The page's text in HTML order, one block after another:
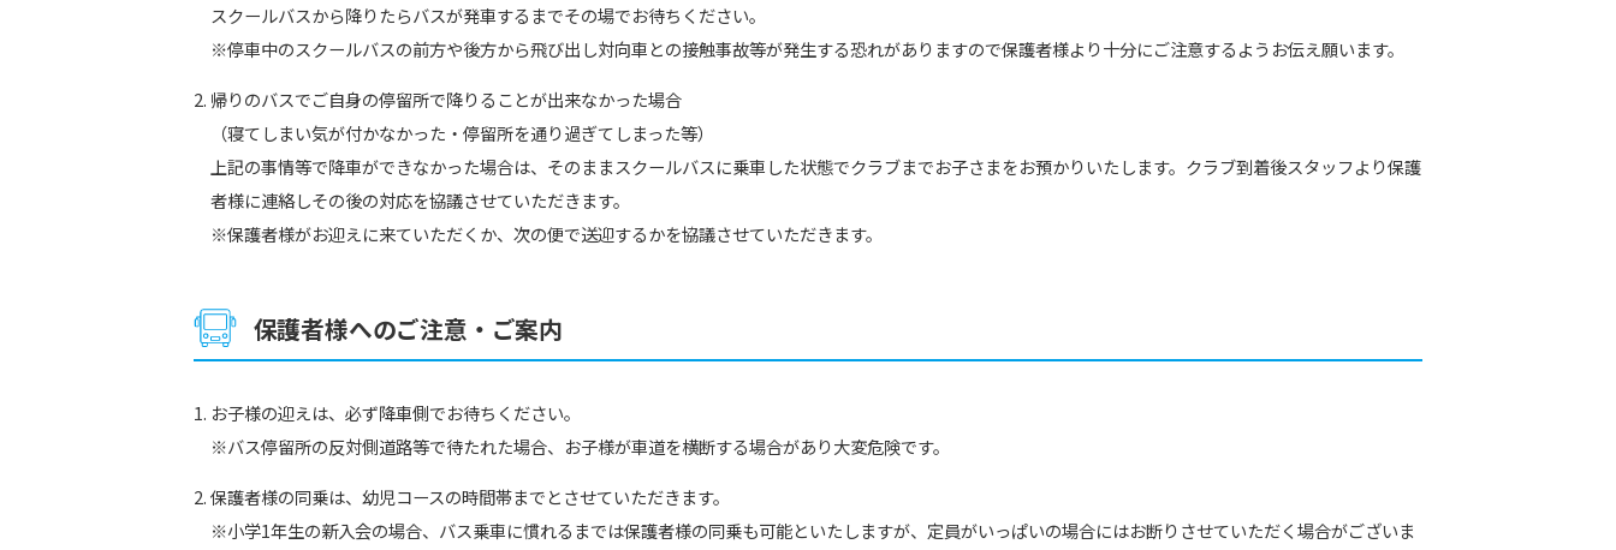
スクールバスから降りたらバスが発車するまでその場でお待ちください。
※停車中のスクールバスの前方や後方から飛び出し対向車との接触事故等が発生する恐れがありますので保護者様より十分にご注意するようお伝え願います。
帰りのバスでご自身の停留所で降りることが出来なかった場合
（寝てしまい気が付かなかった・停留所を通り過ぎてしまった等）
上記の事情等で降車ができなかった場合は、そのままスクールバスに乗車した状態でクラブまでお子さまをお預かりいたします。クラブ到着後スタッフより保護
者様に連絡しその後の対応を協議させていただきます。
※保護者様がお迎えに来ていただくか、次の便で送迎するかを協議させていただきます。
保護者様へのご注意・ご案内
お子様の迎えは、必ず降車側でお待ちください。
※バス停留所の反対側道路等で待たれた場合、お子様が車道を横断する場合があり大変危険です。
保護者様の同乗は、幼児コースの時間帯までとさせていただきます。
※小学1年生の新入会の場合、バス乗車に慣れるまでは保護者様の同乗も可能といたしますが、定員がいっぱいの場合にはお断りさせていただく場合がございま
Central Sports official website is
automatically translated into
automatic translation) to return to
the top page.
However, if you use an automatic
translation service, the Japanese
translated mechanically, so it may
not be an accurate translation.
Automatic translation start